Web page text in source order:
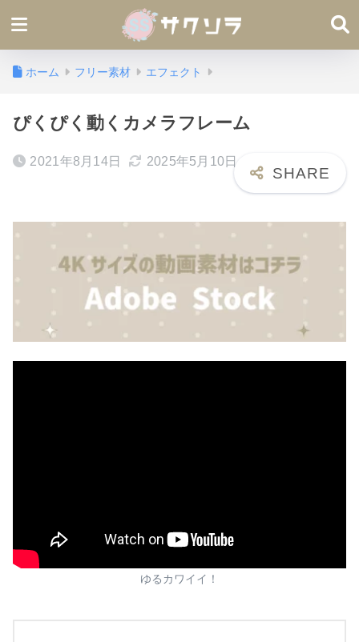
ホーム フリー素材 エフェクト
ぴくぴく動くカメラフレーム
2021年8月14日 2025年5月10日
ゆるカワイイ！